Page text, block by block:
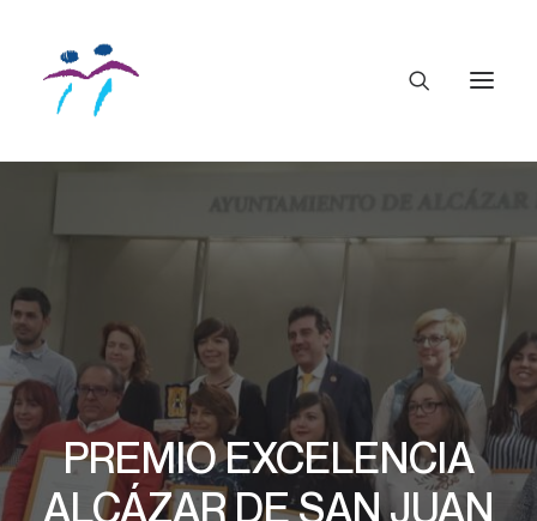
PREMIO EXCELENCIA
ALCÁZAR DE SAN JUAN